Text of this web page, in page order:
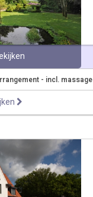
- incl. massage